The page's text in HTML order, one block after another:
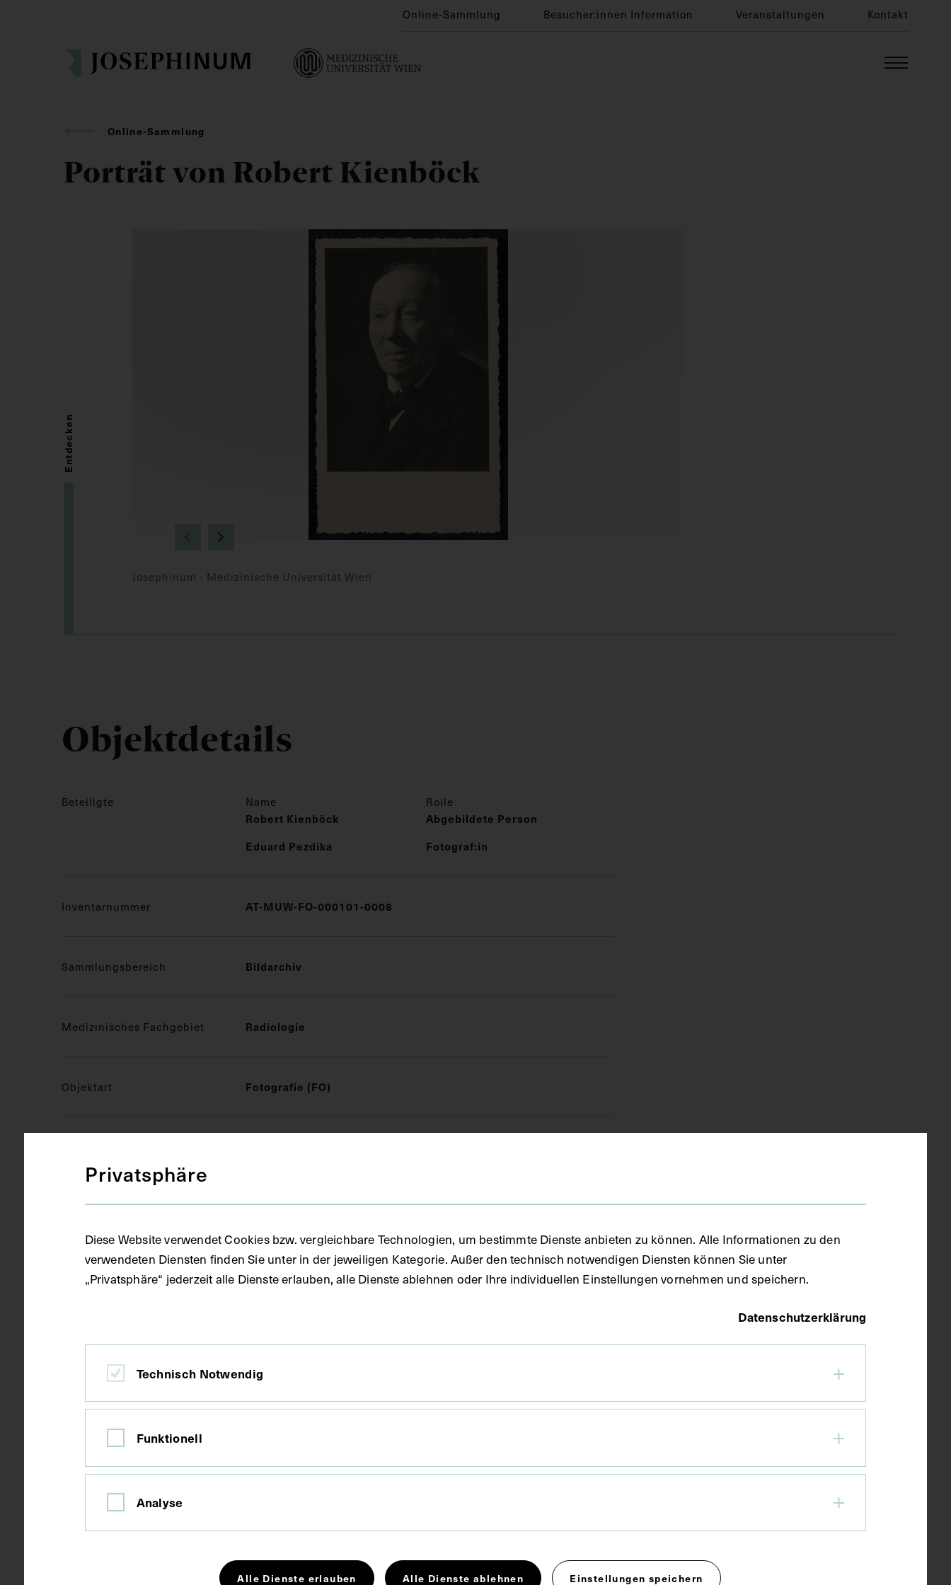
Online-Sammlung Besucher:innen Information Veranstaltungen Kontakt
Online-Sammlung
Porträt von Robert Kienböck
Josephinum - Medizinische Universität Wien
Entdecken
Objektdetails
Beteiligte Name Rolle
Robert Kienböck
Abgebildete Person
Eduard Pezdika
Fotograf:in
Inventarnummer AT-MUW-FO-000101-0008
Sammlungsbereich Bildarchiv
Medizinisches Fachgebiet Radiologie
Objektart Fotografie (FO)
Datierung 1955
Wien
Kurzbeschreibung
Privatsphäre
Diese Website verwendet Cookies bzw. vergleichbare Technologien, um bestimmte Dienste anbieten zu können. Alle Informationen zu den
verwendeten Diensten finden Sie unter in der jeweiligen Kategorie. Außer den technisch notwendigen Diensten können Sie unter
„Privatsphäre“ jederzeit alle Dienste erlauben, alle Dienste ablehnen oder Ihre individuellen Einstellungen vornehmen und speichern.
Datenschutzerklärung
Technisch Notwendig
Funktionell
Analyse
Alle Dienste erlauben Alle Dienste ablehnen Einstellungen speichern